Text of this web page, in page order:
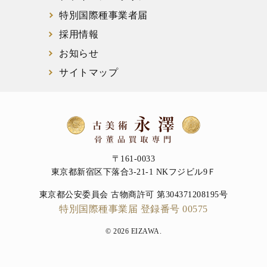
特別国際種事業者届
採用情報
お知らせ
サイトマップ
〒161-0033
東京都新宿区下落合3-21-1 NKフジビル9Ｆ
東京都公安委員会 古物商許可 第304371208195号
特別国際種事業届 登録番号 00575
© 2026 EIZAWA.